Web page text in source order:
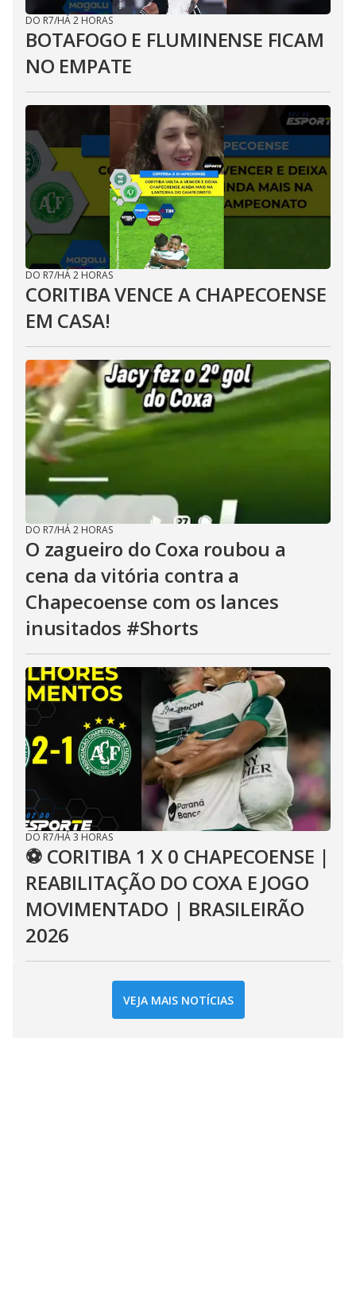
DO R7/HÁ 2 HORAS
BOTAFOGO E FLUMINENSE FICAM
NO EMPATE
DO R7/HÁ 2 HORAS
CORITIBA VENCE A CHAPECOENSE
EM CASA!
DO R7/HÁ 2 HORAS
O zagueiro do Coxa roubou a
cena da vitória contra a
Chapecoense com os lances
inusitados #Shorts
DO R7/HÁ 3 HORAS
⚽ CORITIBA 1 X 0 CHAPECOENSE |
REABILITAÇÃO DO COXA E JOGO
MOVIMENTADO | BRASILEIRÃO
2026
VEJA MAIS NOTÍCIAS